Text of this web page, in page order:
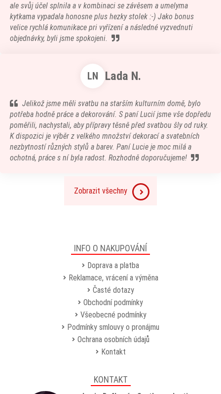
ale svůj účel splnila a v kombinaci se závěsem a umelyma
kytkama vypadala honosne plus hezky stolek :-) Jako bonus
velice rychlá komunikace pri vyřízení a následné vyzvednuti
objednávky, byli jsme spokojeni.
LN Lada N.
Jelikož jsme měli svatbu na starším kulturním domě, bylo
potřeba hodně práce a dekorování. S paní Lucií jsme vše dopředu
poměřili, nachystali, aby přípravy těsně před svatbou šly od ruky.
K dispozici je výběr z velkého množství dekorací a svatebních
nezbytností různých stylů a barev. Paní Lucie je moc milá a
ochotná, práce s ní byla radost. Rozhodně doporučujeme!
Zobrazit všechny
INFO O NAKUPOVÁNÍ
Doprava a platba
Reklamace, vrácení a výměna
Časté dotazy
Obchodní podmínky
Všeobecné podmínky
Podmínky smlouvy o pronájmu
Ochrana osobních údajů
Kontakt
KONTAKT